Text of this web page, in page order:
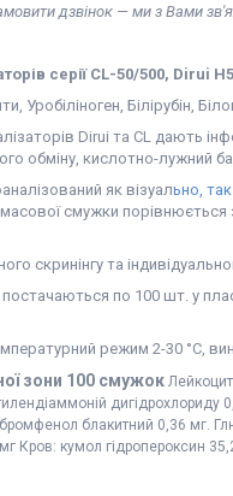
дзвінок — ми з Вами
серії CL-50/500, Dirui
Уробіліноген, Білірубін,
Dirui та CL дають
обміну, кислотно-лужний
як візуально, так
смужки
скринінгу та
по 100 шт. у
режим 2-30 °C,
зони 100 смужок
дигідрохлориду
блакитний 0,36
Кров: кумол гідропероксин